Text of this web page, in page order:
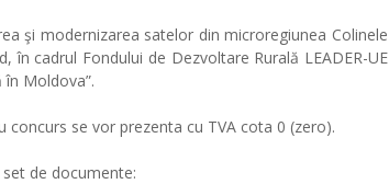
şi modernizarea satelor din microregiunea Colinele
în cadrul Fondului de Dezvoltare Rurală LEADER-UE
Moldova”.
se vor prezenta cu TVA cota 0 (zero).
de documente: